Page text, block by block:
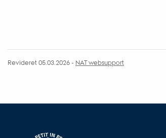
Revideret 05.03.2026- NAT websupport